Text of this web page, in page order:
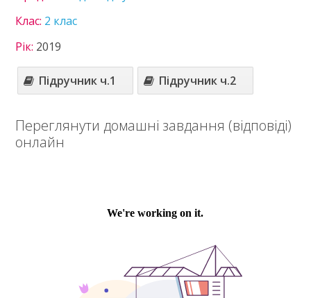
Клас: 2 клас
Рік: 2019
Підручник ч.1 Підручник ч.2
Переглянути домашні завдання (відповіді)
онлайн